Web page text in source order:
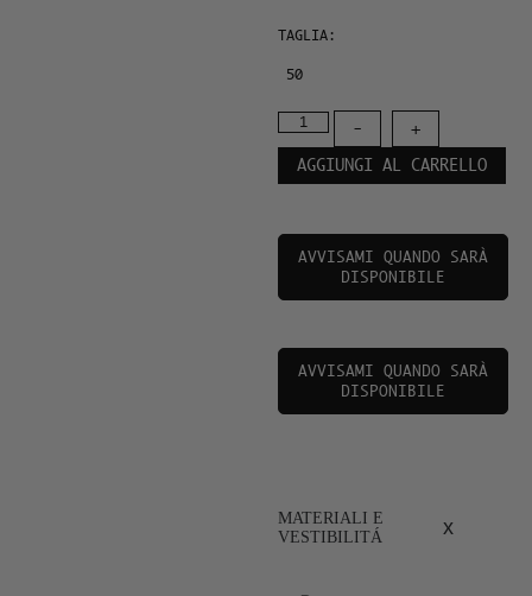
TAGLIA:
50
-
+
AGGIUNGI AL CARRELLO
AVVISAMI QUANDO SARÀ
DISPONIBILE
AVVISAMI QUANDO SARÀ
DISPONIBILE
MATERIALI E
VESTIBILITÁ
x